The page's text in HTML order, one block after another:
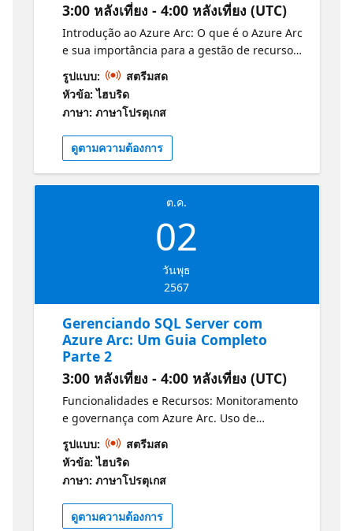
3:00 หลังเที่ยง - 4:00 หลังเที่ยง (UTC)
Introdução ao Azure Arc: O que é o Azure Arc
e sua importância para a gestão de recursos
híbridos e multicloud. SQL Server sob Azure
Arc: Como o SQL Server pode ser integrado
ao Azure Arc. Benefícios de usar Azure Arc
para gerenciar SQL Server, como
consistência de gestão e políticas
centralizadas. Configuração e
Implementação: Passos para configurar o
SQL Server com Azure Arc. Demonstração
prática de como adicionar uma instância SQL
Server ao Azure Arc. Documentação SQL
Server com Azure Arc
server/azure-arc/?view=sql-server-
ver16&wt.mc_id=1reg_23391_webpage_reactor
Azure Hybrid & Migration | Comitê de
Segurança APDADOS | CEO & Founder at
CloudData Tech & DevOps
https://www.linkedin.com/in/elton-bordim/
รูปแบบ:
สตรีมสด
หัวข้อ: ไฮบริด
ภาษา: ภาษาโปรตุเกส
ดูตามความต้องการ
ต.ค.
02
วันพุธ
2567
Gerenciando SQL Server com
Azure Arc: Um Guia Completo
Parte 2
3:00 หลังเที่ยง - 4:00 หลังเที่ยง (UTC)
Funcionalidades e Recursos: Monitoramento
e governança com Azure Arc. Uso de
políticas e compliance. Atualizações
automáticas e patches. Casos de Uso e
Exemplos Práticos: Exemplos de casos de uso
real. Como empresas têm se beneficiado da
integração do SQL Server com Azure Arc.
Sessão de Perguntas e Respostas: Abrir para
รูปแบบ:
สตรีมสด
หัวข้อ: ไฮบริด
ภาษา: ภาษาโปรตุเกส
ดูตามความต้องการ